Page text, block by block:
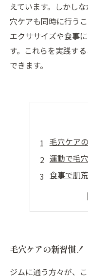
えています。しかし
穴ケアも同時に行う
エクササイズや食事
す。これらを実践す
できます。
毛穴ケア
運動で毛
食事で肌
ジムで学
毛穴ケアの新習慣！
ジムに通う方々が、